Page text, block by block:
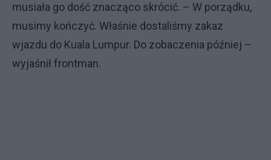
musiała go dość znacząco skrócić. – W porządku,
musimy kończyć. Właśnie dostaliśmy zakaz
wjazdu do Kuala Lumpur. Do zobaczenia później –
wyjaśnił frontman.